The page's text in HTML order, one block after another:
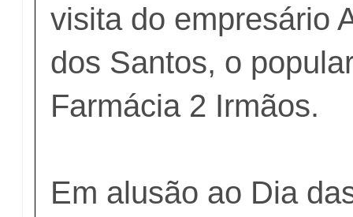
visita do empresário
dos Santos, o
Farmácia 2 Irmãos.
Em alusão ao Dia